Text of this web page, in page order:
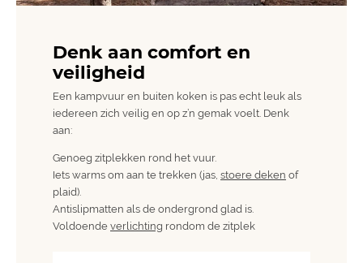
Denk aan comfort en
veiligheid
Een kampvuur en buiten koken is pas echt leuk als
iedereen zich veilig en op z’n gemak voelt. Denk
aan:
Genoeg zitplekken rond het vuur.
Iets warms om aan te trekken (jas, stoere deken of
plaid).
Antislipmatten als de ondergrond glad is.
Voldoende verlichting rondom de zitplek